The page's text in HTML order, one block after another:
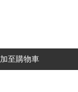
加至購物車